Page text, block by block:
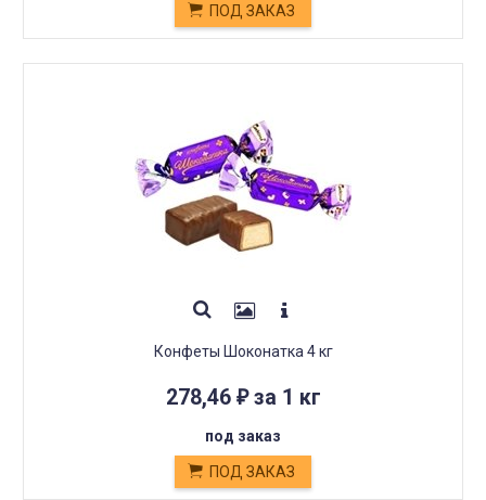
ПОД ЗАКАЗ
Конфеты Шоконатка 4 кг
278,46 ₽за 1 кг
под заказ
ПОД ЗАКАЗ